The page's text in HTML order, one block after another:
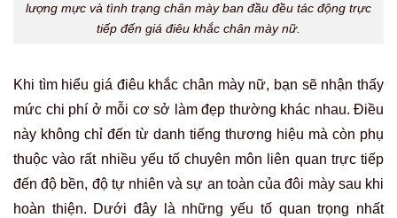
lượng mực và tình trạng chân mày ban đầu đều tác động trực
tiếp đến giá điêu khắc chân mày nữ.
Khi tìm hiểu giá điêu khắc chân mày nữ, bạn sẽ nhận thấy
mức chi phí ở mỗi cơ sở làm đẹp thường khác nhau. Điều
này không chỉ đến từ danh tiếng thương hiệu mà còn phụ
thuộc vào rất nhiều yếu tố chuyên môn liên quan trực tiếp
đến độ bền, độ tự nhiên và sự an toàn của đôi mày sau khi
hoàn thiện. Dưới đây là những yếu tố quan trọng nhất